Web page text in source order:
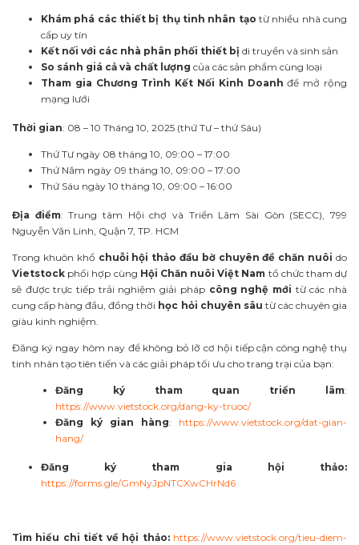
Khám phá các thiết bị thụ tinh nhân tạo từ nhiều nhà cung
cấp uy tín
Kết nối với các nhà phân phối thiết bị di truyền và sinh sản
So sánh giá cả và chất lượng của các sản phẩm cùng loại
Tham gia Chương Trình Kết Nối Kinh Doanh để mở rộng
mạng lưới
Thời gian: 08 – 10 Tháng 10, 2025 (thứ Tư – thứ Sáu)
Thứ Tư ngày 08 tháng 10, 09:00 – 17:00
Thứ Năm ngày 09 tháng 10, 09:00 – 17:00
Thứ Sáu ngày 10 tháng 10, 09:00 – 16:00
Địa điểm: Trung tâm Hội chợ và Triển Lãm Sài Gòn (SECC), 799
Nguyễn Văn Linh, Quận 7, TP. HCM
Trong khuôn khổ chuỗi hội thảo đầu bờ chuyên đề chăn nuôi do
Vietstock phối hợp cùng Hội Chăn nuôi Việt Nam tổ chức tham dự
sẽ được trực tiếp trải nghiệm giải pháp công nghệ mới từ các nhà
cung cấp hàng đầu, đồng thời học hỏi chuyên sâu từ các chuyên gia
giàu kinh nghiệm.
Đăng ký ngay hôm nay để không bỏ lỡ cơ hội tiếp cận công nghệ thụ
tinh nhân tạo tiên tiến và các giải pháp tối ưu cho trang trại của bạn:
Đăng ký tham quan triển lãm:
https://www.vietstock.org/dang-ky-truoc/
Đăng ký gian hàng: https://www.vietstock.org/dat-gian-
hang/
Đăng ký tham gia hội thảo:
https://forms.gle/GmNyJpNTCXwCHrNd6
Tìm hiểu chi tiết về hội thảo: https://www.vietstock.org/tieu-diem-